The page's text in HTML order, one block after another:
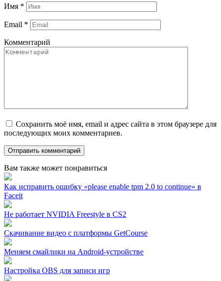
Имя *
Email *
Комментарий
Сохранить моё имя, email и адрес сайта в этом браузере для
последующих моих комментариев.
Вам также может понравиться
Как исправить ошибку «please enable tpm 2.0 to continue» в
Faceit
Не работает NVIDIA Freestyle в CS2
Скачивание видео с платформы GetCourse
Меняем смайлики на Android-устройстве
Настройка OBS для записи игр